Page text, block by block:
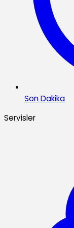
Son Dakika
Servisler